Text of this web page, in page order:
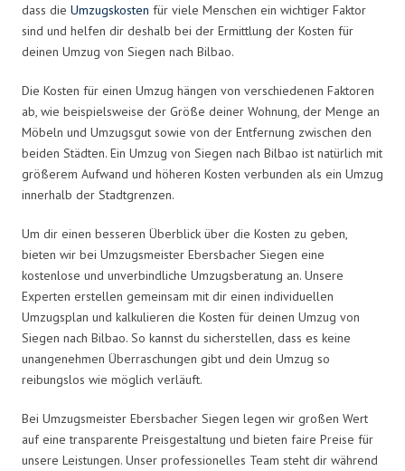
dass die Umzugskosten für viele Menschen ein wichtiger Faktor
sind und helfen dir deshalb bei der Ermittlung der Kosten für
deinen Umzug von Siegen nach Bilbao.
Die Kosten für einen Umzug hängen von verschiedenen Faktoren
ab, wie beispielsweise der Größe deiner Wohnung, der Menge an
Möbeln und Umzugsgut sowie von der Entfernung zwischen den
beiden Städten. Ein Umzug von Siegen nach Bilbao ist natürlich mit
größerem Aufwand und höheren Kosten verbunden als ein Umzug
innerhalb der Stadtgrenzen.
Um dir einen besseren Überblick über die Kosten zu geben,
bieten wir bei Umzugsmeister Ebersbacher Siegen eine
kostenlose und unverbindliche Umzugsberatung an. Unsere
Experten erstellen gemeinsam mit dir einen individuellen
Umzugsplan und kalkulieren die Kosten für deinen Umzug von
Siegen nach Bilbao. So kannst du sicherstellen, dass es keine
unangenehmen Überraschungen gibt und dein Umzug so
reibungslos wie möglich verläuft.
Bei Umzugsmeister Ebersbacher Siegen legen wir großen Wert
auf eine transparente Preisgestaltung und bieten faire Preise für
unsere Leistungen. Unser professionelles Team steht dir während